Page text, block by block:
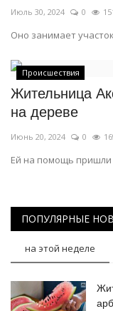
Июль 30, 2024 0
Оно занимает
Происшествия
Жительница
на дереве
Июнь 20, 2024 0
Ей на помощь пришли
ПОПУЛЯРНЫЕ
на этой неделе